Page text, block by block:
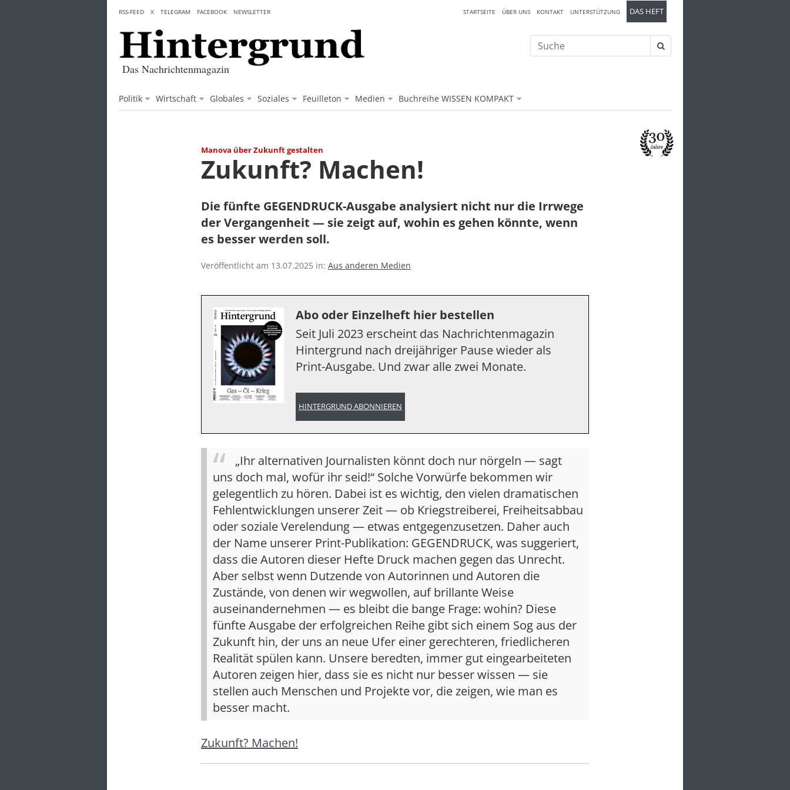
content
Das Nachrichtenmagazin
Politik Wirtschaft Globales Soziales Feuilleton Medien Buchreihe WISSEN KOMPAKT
STARTSEITE ÜBER UNS KONTAKT UNTERSTÜTZUNG DAS HEFT
RSS-FEED X TELEGRAM FACEBOOK NEWSLETTER
Suche
nach:
Manova über Zukunft gestalten
Zukunft? Machen!
Die fünfte GEGENDRUCK-Ausgabe analysiert nicht nur die Irrwege
der Vergangenheit — sie zeigt auf, wohin es gehen könnte, wenn
es besser werden soll.
Veröffentlicht am 13.07.2025 in: Aus anderen Medien
Abo oder Einzelheft hier bestellen
Seit Juli 2023 erscheint das Nachrichtenmagazin
Hintergrund nach dreijähriger Pause wieder als
Print-Ausgabe. Und zwar alle zwei Monate.
HINTERGRUND ABONNIEREN
„Ihr alternativen Journalisten könnt doch nur nörgeln — sagt
uns doch mal, wofür ihr seid!“ Solche Vorwürfe bekommen wir
gelegentlich zu hören. Dabei ist es wichtig, den vielen dramatischen
Fehlentwicklungen unserer Zeit — ob Kriegstreiberei, Freiheitsabbau
oder soziale Verelendung — etwas entgegenzusetzen. Daher auch
der Name unserer Print-Publikation: GEGENDRUCK, was suggeriert,
dass die Autoren dieser Hefte Druck machen gegen das Unrecht.
Aber selbst wenn Dutzende von Autorinnen und Autoren die
Zustände, von denen wir wegwollen, auf brillante Weise
auseinandernehmen — es bleibt die bange Frage: wohin? Diese
fünfte Ausgabe der erfolgreichen Reihe gibt sich einem Sog aus der
Zukunft hin, der uns an neue Ufer einer gerechteren, friedlicheren
Realität spülen kann. Unsere beredten, immer gut eingearbeiteten
Autoren zeigen hier, dass sie es nicht nur besser wissen — sie
stellen auch Menschen und Projekte vor, die zeigen, wie man es
besser macht.
Zukunft? Machen!